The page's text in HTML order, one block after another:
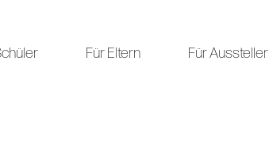
Für Eltern Für Aussteller